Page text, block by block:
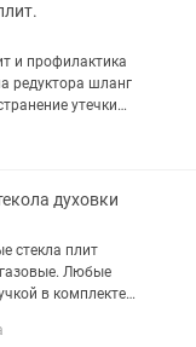
и профилактика
редуктора шланг
утечки
духовки
стекла плит
газовые. Любые
в комплекте!
РАССРОЧКУ!